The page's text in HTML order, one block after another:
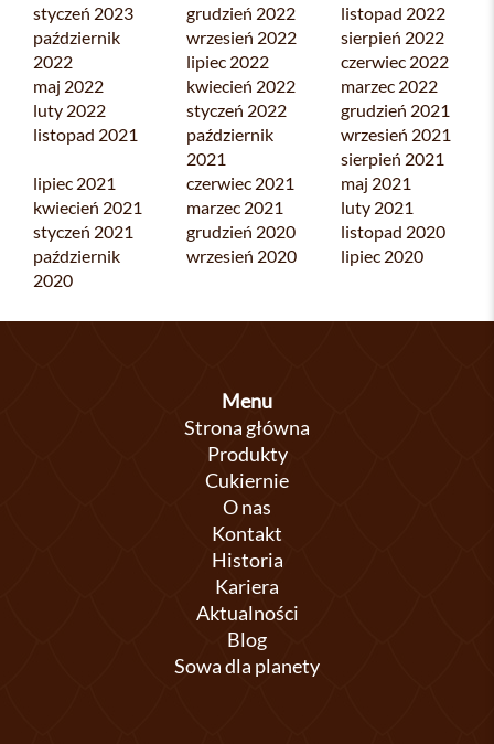
styczeń 2023
grudzień 2022
listopad 2022
październik
2022
wrzesień 2022
sierpień 2022
lipiec 2022
czerwiec 2022
maj 2022
kwiecień 2022
marzec 2022
luty 2022
styczeń 2022
grudzień 2021
listopad 2021
październik
2021
wrzesień 2021
sierpień 2021
lipiec 2021
czerwiec 2021
maj 2021
kwiecień 2021
marzec 2021
luty 2021
styczeń 2021
grudzień 2020
listopad 2020
październik
2020
wrzesień 2020 lipiec 2020
Menu
Strona główna
Produkty
Cukiernie
O nas
Kontakt
Historia
Kariera
Aktualności
Blog
Sowa dla planety